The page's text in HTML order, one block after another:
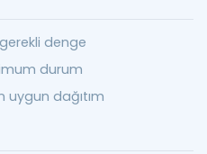
denge
durum
uygun dağıtım